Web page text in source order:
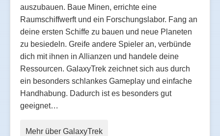
auszubauen. Baue Minen, errichte eine
Raumschiffwerft und ein Forschungslabor. Fang an
deine ersten Schiffe zu bauen und neue Planeten
zu besiedeln. Greife andere Spieler an, verbünde
dich mit ihnen in Allianzen und handele deine
Ressourcen. GalaxyTrek zeichnet sich aus durch
ein besonders schlankes Gameplay und einfache
Handhabung. Dadurch ist es besonders gut
geeignet…
Mehr über GalaxyTrek